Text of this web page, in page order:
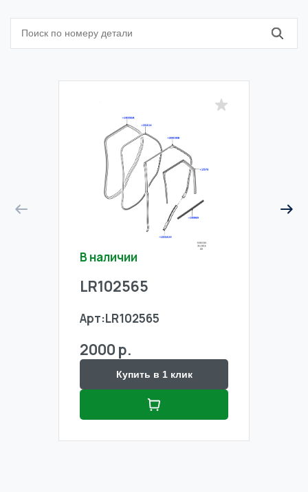
В наличии
LR102565
Арт:LR102565
2000 р.
Купить в 1 клик